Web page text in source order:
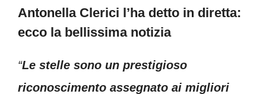
Antonella Clerici l’ha detto in diretta:
ecco la bellissima notizia
“Le stelle sono un prestigioso
riconoscimento assegnato ai migliori